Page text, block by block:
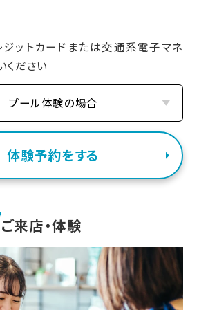
ジットカードまたは交通系電子マネ
ください
プール体験の場合
体験予約をする
ご来店・体験